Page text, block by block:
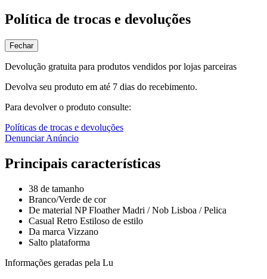
Política de trocas e devoluções
Fechar
Devolução gratuita para produtos vendidos por lojas parceiras
Devolva seu produto em até 7 dias do recebimento.
Para devolver o produto consulte:
Políticas de trocas e devoluções
Denunciar Anúncio
Principais características
38 de tamanho
Branco/Verde de cor
De material NP Floather Madri / Nob Lisboa / Pelica
Casual Retro Estiloso de estilo
Da marca Vizzano
Salto plataforma
Informações geradas pela Lu